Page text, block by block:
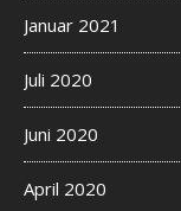
Januar 2021
Juli 2020
Juni 2020
April 2020